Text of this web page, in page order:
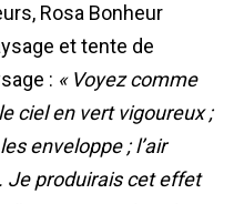
Rosa Bonheur
et tente de
: « Voyez comme
ciel en vert vigoureux ;
enveloppe ; l’air
Je produirais cet effet